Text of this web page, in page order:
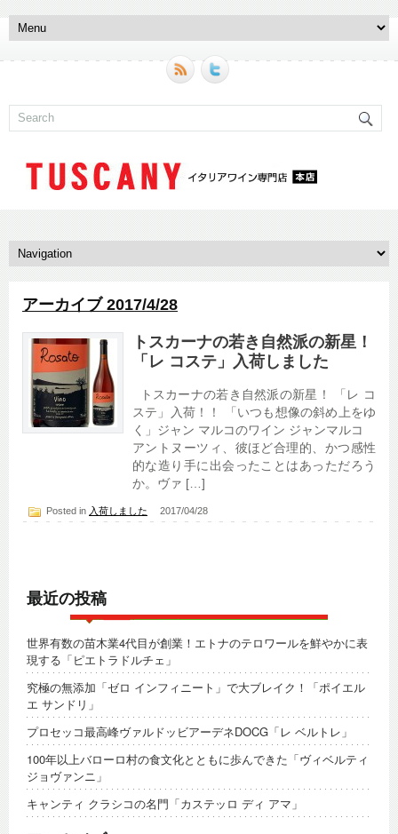
アーカイブ 2017/4/28
トスカーナの若き自然派の新星！
「レ コステ」入荷しました
トスカーナの若き自然派の新星！ 「レ コ
ステ」入荷！！ 「いつも想像の斜め上をゆ
く」ジャン マルコのワイン ジャンマルコ
アントヌーツィ、彼ほど合理的、かつ感性
的な造り手に出会ったことはあっただろう
か。ヴァ […]
Posted in 入荷しました 2017/04/28
最近の投稿
世界有数の苗木業4代目が創業！エトナのテロワールを鮮やかに表
現する「ピエトラドルチェ」
究極の無添加「ゼロ インフィニート」で大ブレイク！「ポイエル
エ サンドリ」
プロセッコ最高峰ヴァルドッビアーデネDOCG「レ ベルトレ」
100年以上バローロ村の食文化とともに歩んできた「ヴィベルティ
ジョヴァンニ」
キャンティ クラシコの名門「カステッロ ディ アマ」